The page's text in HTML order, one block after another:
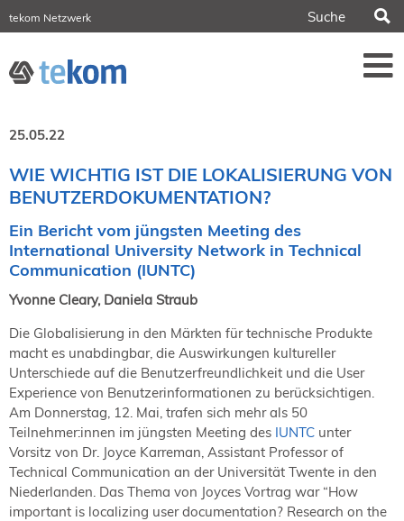
tekom Netzwerk
tech-writer.info
Tagungen
18.-19. März 2027
Information Energy
tekom-Festival
7.-8. Mai 2026 in St. Leon-Rot
20.-21. Mai 2027 in Shanghai
2.-3. Juni 2026 in Sofia
FokusTag DPP
NORDIC TechKomm Kopenhagen
23.-24. September 2026
tekom-Jahrestagung 2026
10.-12. November, 2026 in Stuttgart
25.05.22
WIE WICHTIG IST DIE LOKALISIERUNG VON
BENUTZERDOKUMENTATION?
Ein Bericht vom jüngsten Meeting des
International University Network in Technical
Communication (IUNTC)
Yvonne Cleary, Daniela Straub
Die Globalisierung in den Märkten für technische Produkte
macht es unabdingbar, die Auswirkungen kultureller
Unterschiede auf die Benutzerfreundlichkeit und die User
Experience von Benutzerinformationen zu berücksichtigen.
Am Donnerstag, 12. Mai, trafen sich mehr als 50
Teilnehmer:innen im jüngsten Meeting des IUNTC unter
Vorsitz von Dr. Joyce Karreman, Assistant Professor of
Technical Communication an der Universität Twente in den
Niederlanden. Das Thema von Joyces Vortrag war “How
important is localizing user documentation? Research on the